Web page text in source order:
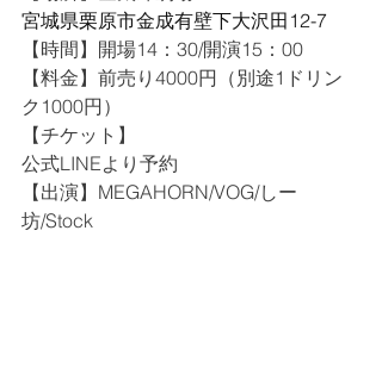
宮城県栗原市金成有壁下大沢田12-7
【時間】開場14：30/開演15：00
﻿【料金】前売り4000円（別途1ドリン
ク1000円）
【チケット】
公式LINEより予約
【出演】MEGAHORN/VOG/しー
坊/Stock